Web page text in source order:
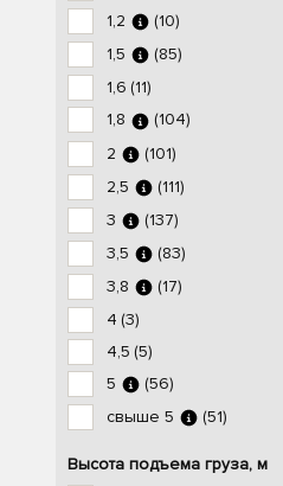
1,2
(10)
1,5
(85)
1,6 (11)
1,8
(104)
2
(101)
2,5
(111)
3
(137)
3,5
(83)
3,8
(17)
4 (3)
4,5 (5)
5
(56)
свыше 5
(51)
Высота подъема груза, м